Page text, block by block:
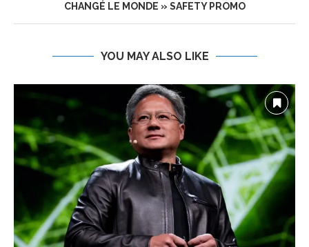
CHANGÉ LE MONDE » SAFETY PROMO
YOU MAY ALSO LIKE